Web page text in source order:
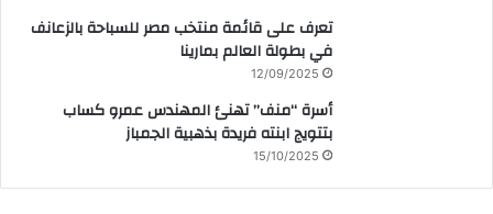
تعرف على قائمة منتخب مصر للسباحة بالزعانف
في بطولة العالم بمارينا
12/09/2025
أسرة “منف” تهنئ المهندس عمرو كساب
بتتويج ابنته فريدة بذهبية الجمباز
15/10/2025